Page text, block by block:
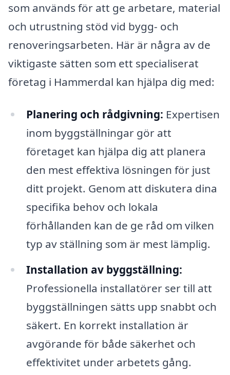
som används för att ge arbetare, material
och utrustning stöd vid bygg- och
renoveringsarbeten. Här är några av de
viktigaste sätten som ett specialiserat
företag i Hammerdal kan hjälpa dig med:
Planering och rådgivning: Expertisen
inom byggställningar gör att
företaget kan hjälpa dig att planera
den mest effektiva lösningen för just
ditt projekt. Genom att diskutera dina
specifika behov och lokala
förhållanden kan de ge råd om vilken
typ av ställning som är mest lämplig.
Installation av byggställning:
Professionella installatörer ser till att
byggställningen sätts upp snabbt och
säkert. En korrekt installation är
avgörande för både säkerhet och
effektivitet under arbetets gång.